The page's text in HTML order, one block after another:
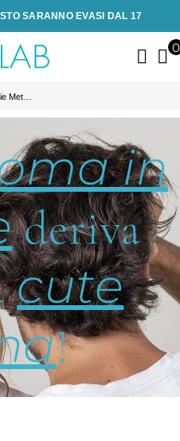
SARANNO EVASI DAL 17
in
deriva
cute
!